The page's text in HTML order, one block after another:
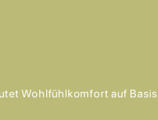
Wohlfühlkomfort auf